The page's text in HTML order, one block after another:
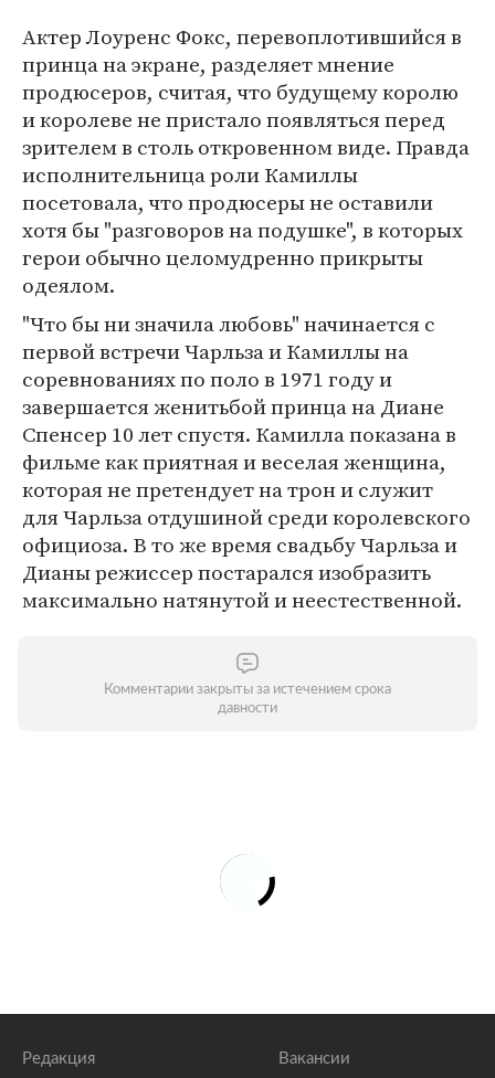
Актер Лоуренс Фокс, перевоплотившийся в
принца на экране, разделяет мнение
продюсеров, считая, что будущему королю
и королеве не пристало появляться перед
зрителем в столь откровенном виде. Правда
исполнительница роли Камиллы
посетовала, что продюсеры не оставили
хотя бы "разговоров на подушке", в которых
герои обычно целомудренно прикрыты
одеялом.
"Что бы ни значила любовь" начинается с
первой встречи Чарльза и Камиллы на
соревнованиях по поло в 1971 году и
завершается женитьбой принца на Диане
Спенсер 10 лет спустя. Камилла показана в
фильме как приятная и веселая женщина,
которая не претендует на трон и служит
для Чарльза отдушиной среди королевского
официоза. В то же время свадьбу Чарльза и
Дианы режиссер постарался изобразить
максимально натянутой и неестественной.
Комментарии закрыты за истечением срока
давности
Редакция Вакансии